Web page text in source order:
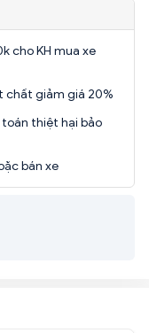
cho KH mua xe
chất giảm giá 20%
thiệt hại bảo
bán xe